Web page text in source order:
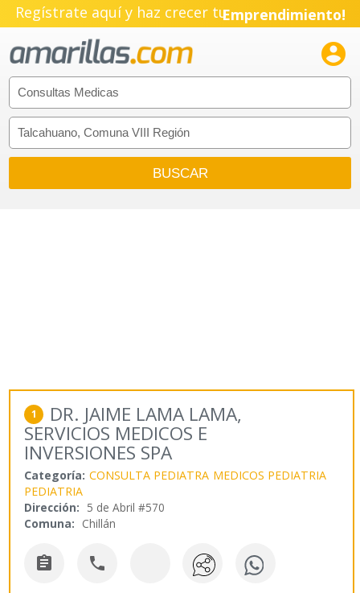
Regístrate aquí y haz crecer tuEmprendimiento!

1 DR. JAIME LAMA LAMA,
SERVICIOS MEDICOS E
INVERSIONES SPA
Categoría: CONSULTA PEDIATRA MEDICOS PEDIATRIA
PEDIATRIA
Dirección: 5 de Abril #570
Comuna: Chillán
 